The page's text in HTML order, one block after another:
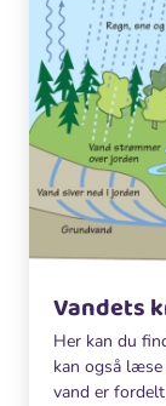
Vandets
Her kan du
kan også læse
vand er